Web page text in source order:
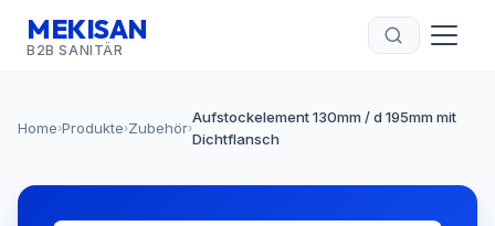
MEKISAN
B2B SANITÄR
Home›Produkte›Zubehör›
Aufstockelement 130mm / d 195mm mit
Dichtflansch